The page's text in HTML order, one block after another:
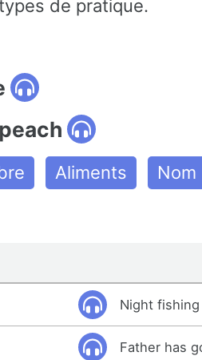
de pratique.
Aliments Nom
Night
Father has